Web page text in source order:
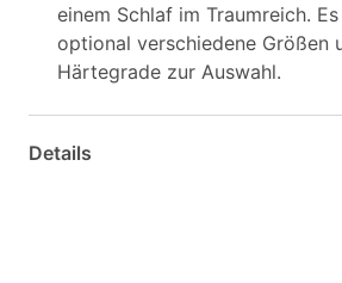
einem Schlaf im Traumreich.
optional verschiedene Größen
Härtegrade zur Auswahl.
Details